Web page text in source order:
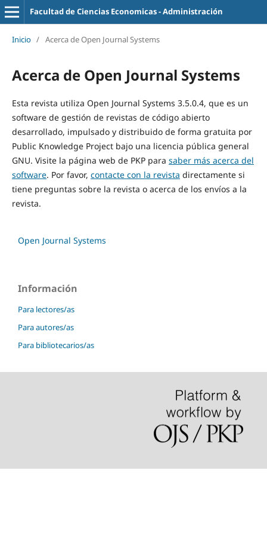
Facultad de Ciencias Economicas - Administración
Inicio / Acerca de Open Journal Systems
Acerca de Open Journal Systems
Esta revista utiliza Open Journal Systems 3.5.0.4, que es un
software de gestión de revistas de código abierto
desarrollado, impulsado y distribuido de forma gratuita por
Public Knowledge Project bajo una licencia pública general
GNU. Visite la página web de PKP para saber más acerca del
software. Por favor, contacte con la revista directamente si
tiene preguntas sobre la revista o acerca de los envíos a la
revista.
Open Journal Systems
Información
Para lectores/as
Para autores/as
Para bibliotecarios/as